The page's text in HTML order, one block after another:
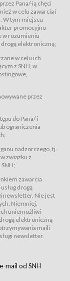
z
4 i 5 poniżej, których
Usługobiorców
z dnia 18 lipca
2002 r., Nr 144, poz.
materiałów
i Biletów,
Sklepie.
(Dz.U. z 2002
jest otwarty dla
jest zobowiązany
oraz zamówienie
tego formularza
Regulaminu
za
Pana/-ią chęci
w celu zawarcia i
W tym miejscu
promocyjno-
w rozumieniu
drogą elektroniczną;
w celu ich
z SNH, w
przez
do Pana/-i
ograniczenia
nadzorczego, tj.
związku z
zawarcia
drogą
newsletter. Nie jest
Niemniej,
uniemożliwi
elektroniczną
maili
newsletter.
mail od SNH